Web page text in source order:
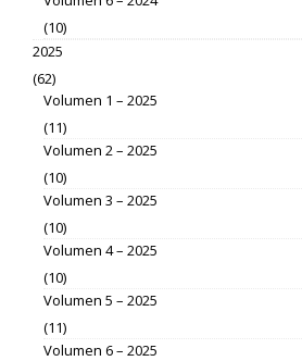
(10)
2025
(62)
Volumen 1 – 2025
(11)
Volumen 2 – 2025
(10)
Volumen 3 – 2025
(10)
Volumen 4 – 2025
(10)
Volumen 5 – 2025
(11)
Volumen 6 – 2025